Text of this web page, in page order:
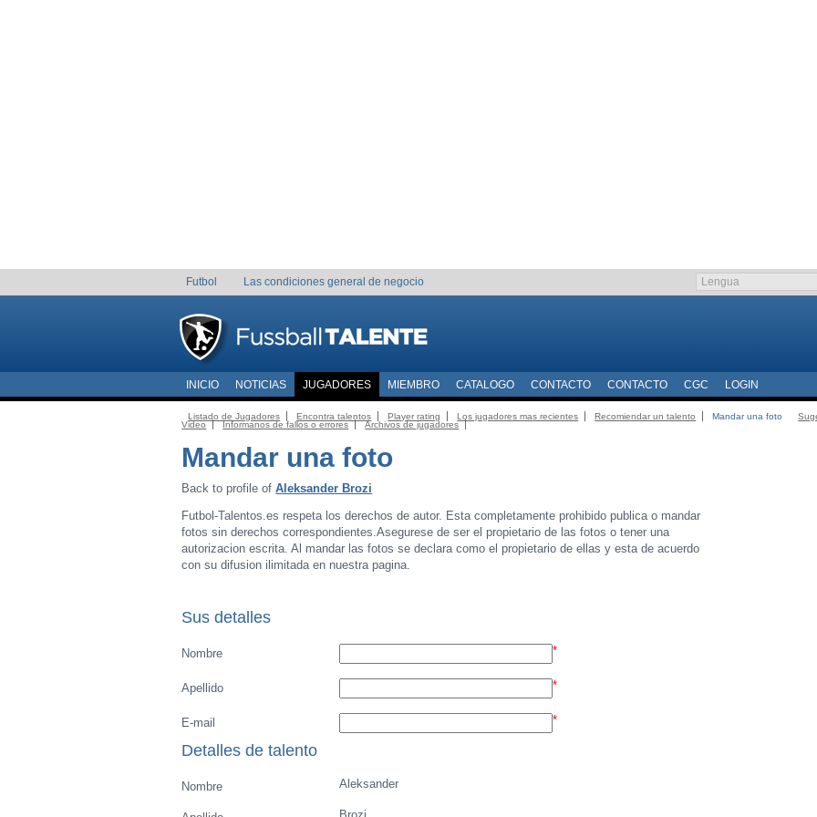
Futbol Las condiciones general de negocio
INICIO NOTICIAS JUGADORES MIEMBRO CATALOGO CONTACTO CONTACTO CGC LOGIN
Listado de Jugadores Encontra talentos Player rating Los jugadores mas recientes Recomiendar un talento Mandar una foto
Video
Informanos de fallos o errores Archivos de jugadores
Mandar una foto
Back to profile ofAleksander Brozi
Futbol-Talentos.es respeta los derechos de autor. Esta completamente prohibido publica o mandar
fotos sin derechos correspondientes.Asegurese de ser el propietario de las fotos o tener una
autorizacion escrita. Al mandar las fotos se declara como el propietario de ellas y esta de acuerdo
con su difusion ilimitada en nuestra pagina.
Sus detalles
Nombre *
Apellido *
E-mail *
Detalles de talento
Nombre Aleksander